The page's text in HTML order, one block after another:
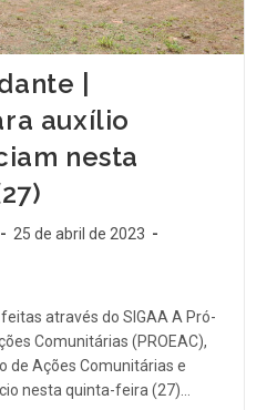
|
auxílio
nesta
25 de abril de 2023
através do SIGAA A Pró-
Comunitárias (PROEAC),
de Ações Comunitárias e
nesta quinta-feira (27)…